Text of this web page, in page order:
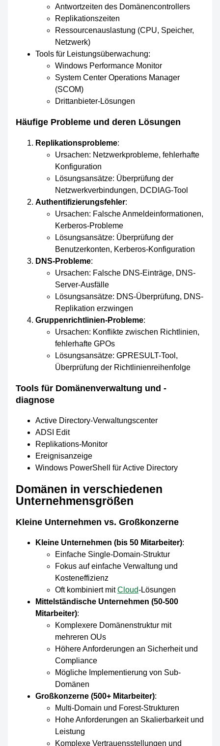
Antwortzeiten des Domänencontrollers
Replikationszeiten
Ressourcenauslastung (CPU, Speicher,
Netzwerk)
Tools für Leistungsüberwachung:
Windows Performance Monitor
System Center Operations Manager
(SCOM)
Drittanbieter-Lösungen
Häufige Probleme und deren Lösungen
Replikationsprobleme:
Ursachen: Netzwerkprobleme, fehlerhafte
Konfiguration
Lösungsansätze: Überprüfung der
Netzwerkverbindungen, DCDIAG-Tool
Authentifizierungsfehler:
Ursachen: Falsche Anmeldeinformationen,
Kerberos-Probleme
Lösungsansätze: Überprüfung der
Benutzerkonten, Kerberos-Konfiguration
DNS-Probleme:
Ursachen: Falsche DNS-Einträge, DNS-
Server-Ausfälle
Lösungsansätze: DNS-Überprüfung, DNS-
Replikation erzwingen
Gruppenrichtlinien-Probleme:
Ursachen: Konflikte zwischen Richtlinien,
fehlerhafte GPOs
Lösungsansätze: GPRESULT-Tool,
Überprüfung der Richtlinienreihenfolge
Tools für Domänenverwaltung und -
diagnose
Active Directory-Verwaltungscenter
ADSI Edit
Replikations-Monitor
Ereignisanzeige
Windows PowerShell für Active Directory
Domänen in verschiedenen
Unternehmensgrößen
Kleine Unternehmen vs. Großkonzerne
Kleine Unternehmen (bis 50 Mitarbeiter):
Einfache Single-Domain-Struktur
Fokus auf einfache Verwaltung und
Kosteneffizienz
Oft kombiniert mitCloud-Lösungen
Mittelständische Unternehmen (50-500
Mitarbeiter):
Komplexere Domänenstruktur mit
mehreren OUs
Höhere Anforderungen an Sicherheit und
Compliance
Mögliche Implementierung von Sub-
Domänen
Großkonzerne (500+ Mitarbeiter):
Multi-Domain und Forest-Strukturen
Hohe Anforderungen an Skalierbarkeit und
Leistung
Komplexe Vertrauensstellungen und